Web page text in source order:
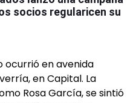
socios regularicen su
ocurrió en avenida
en Capital. La
Rosa García, se sintió